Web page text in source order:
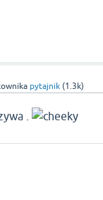
pytajnik (1.3k)
.